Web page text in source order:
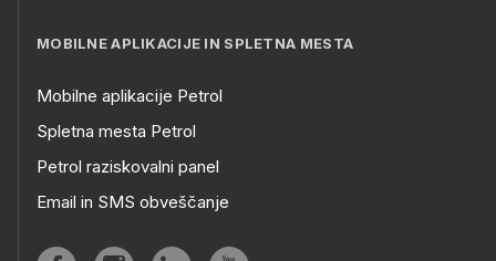
MOBILNE APLIKACIJE IN SPLETNA MESTA
Mobilne aplikacije Petrol
Spletna mesta Petrol
Petrol raziskovalni panel
Email in SMS obveščanje